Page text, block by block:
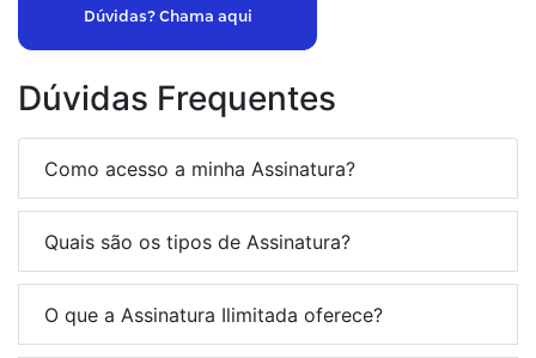
Dúvidas? Chama aqui
Dúvidas Frequentes
Como acesso a minha Assinatura?
Quais são os tipos de Assinatura?
O que a Assinatura Ilimitada oferece?